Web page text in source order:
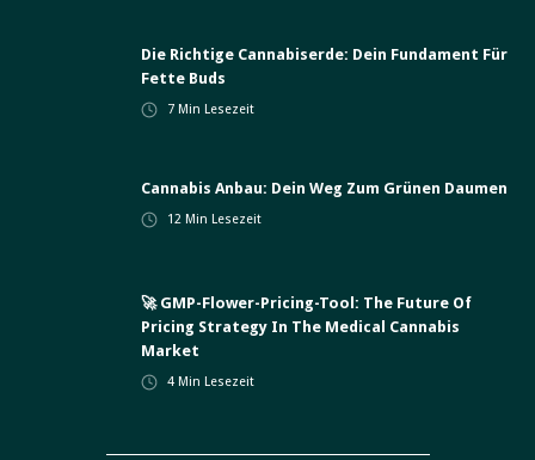
Die Richtige Cannabiserde: Dein Fundament Für
Fette Buds
7 Min Lesezeit
Cannabis Anbau: Dein Weg Zum Grünen Daumen
12 Min Lesezeit
🚀 GMP-Flower-Pricing-Tool: The Future Of
Pricing Strategy In The Medical Cannabis
Market
4 Min Lesezeit